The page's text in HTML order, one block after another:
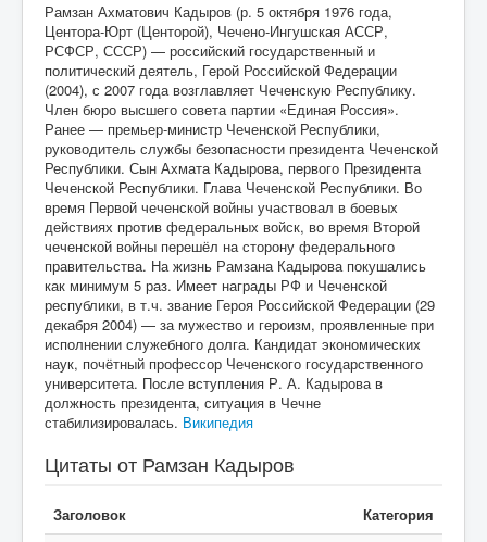
Рамзан Ахматович Кадыров (р. 5 октября 1976 года,
Центора-Юрт (Центорой), Чечено-Ингушская АССР,
РСФСР, СССР) — российский государственный и
политический деятель, Герой Российской Федерации
(2004), с 2007 года возглавляет Чеченскую Республику.
Член бюро высшего совета партии «Единая Россия».
Ранее — премьер-министр Чеченской Республики,
руководитель службы безопасности президента Чеченской
Республики. Сын Ахмата Кадырова, первого Президента
Чеченской Республики. Глава Чеченской Республики. Во
время Первой чеченской войны участвовал в боевых
действиях против федеральных войск, во время Второй
чеченской войны перешёл на сторону федерального
правительства. На жизнь Рамзана Кадырова покушались
как минимум 5 раз. Имеет награды РФ и Чеченской
республики, в т.ч. звание Героя Российской Федерации (29
декабря 2004) — за мужество и героизм, проявленные при
исполнении служебного долга. Кандидат экономических
наук, почётный профессор Чеченского государственного
университета. После вступления Р. А. Кадырова в
должность президента, ситуация в Чечне
стабилизировалась. Википедия
Цитаты от Рамзан Кадыров
Заголовок
Категория